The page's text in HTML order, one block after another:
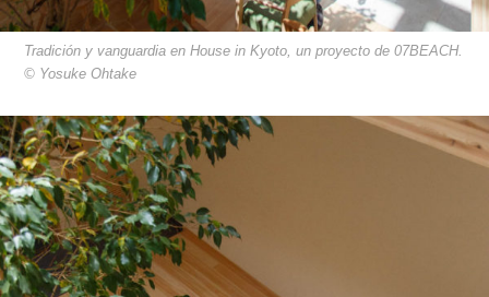
Tradición y vanguardia en House in Kyoto, un proyecto de 07BEACH.
© Yosuke Ohtake